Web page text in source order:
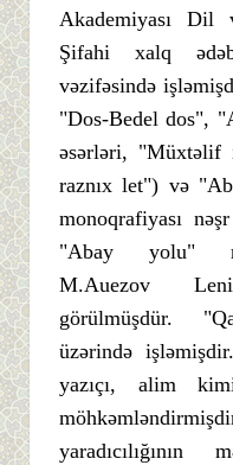
Akademiyası Dil
Şifahi xalq
vəzifəsində
"Dos-Bedel dos",
əsərləri, "Müxtəlif
raznıx let") və
monoqrafiyası
"Abay yolu"
M.Auezov
görülmüşdür.
üzərində
yazıçı, alim
yaradıcılığının